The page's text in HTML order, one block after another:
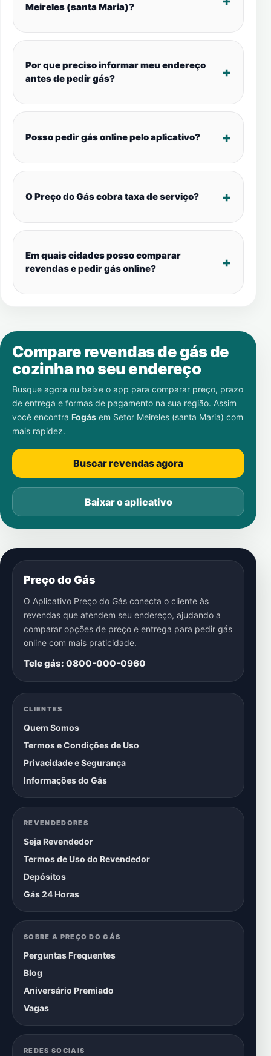
Meireles (santa Maria)?
Por que preciso informar meu endereço
antes de pedir gás?
Posso pedir gás online pelo aplicativo?
O Preço do Gás cobra taxa de serviço?
Em quais cidades posso comparar
revendas e pedir gás online?
Compare revendas de gás de
cozinha no seu endereço
Busque agora ou baixe o app para comparar preço, prazo
de entrega e formas de pagamento na sua região. Assim
você encontra Fogás em Setor Meireles (santa Maria) com
mais rapidez.
Buscar revendas agora
Baixar o aplicativo
Preço do Gás
O Aplicativo Preço do Gás conecta o cliente às
revendas que atendem seu endereço, ajudando a
comparar opções de preço e entrega para pedir gás
online com mais praticidade.
Tele gás: 0800-000-0960
CLIENTES
Quem Somos
Termos e Condições de Uso
Privacidade e Segurança
Informações do Gás
REVENDEDORES
Seja Revendedor
Termos de Uso do Revendedor
Depósitos
Gás 24 Horas
SOBRE A PREÇO DO GÁS
Perguntas Frequentes
Blog
Aniversário Premiado
Vagas
REDES SOCIAIS